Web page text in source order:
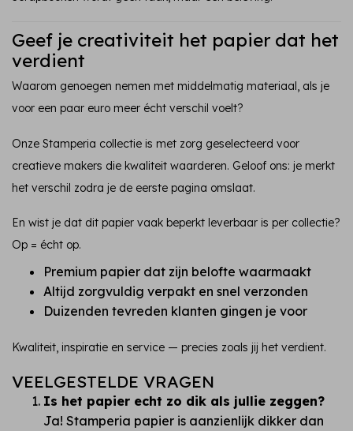
Geef je creativiteit het papier dat het
verdient
Waarom genoegen nemen met middelmatig materiaal, als je
voor een paar euro meer écht verschil voelt?
Onze Stamperia collectie is met zorg geselecteerd voor
creatieve makers die kwaliteit waarderen. Geloof ons: je merkt
het verschil zodra je de eerste pagina omslaat.
En wist je dat dit papier vaak beperkt leverbaar is per collectie?
Op = écht op.
Premium papier dat zijn belofte waarmaakt
Altijd zorgvuldig verpakt en snel verzonden
Duizenden tevreden klanten gingen je voor
Kwaliteit, inspiratie en service — precies zoals jij het verdient.
VEELGESTELDE VRAGEN
Is het papier echt zo dik als jullie zeggen?
Ja! Stamperia papier is aanzienlijk dikker dan